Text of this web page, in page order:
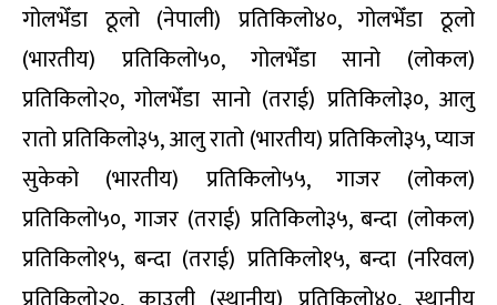
गोलभेँडा ठूलो (नेपाली) प्रतिकिलो४०, गोलभेँडा ठूलो
(भारतीय) प्रतिकिलो५०, गोलभेँडा सानो (लोकल)
प्रतिकिलो२०, गोलभेँडा सानो (तराई) प्रतिकिलो३०, आलु
रातो प्रतिकिलो३५, आलु रातो (भारतीय) प्रतिकिलो३५, प्याज
सुकेको (भारतीय) प्रतिकिलो५५, गाजर (लोकल)
प्रतिकिलो५०, गाजर (तराई) प्रतिकिलो३५, बन्दा (लोकल)
प्रतिकिलो१५, बन्दा (तराई) प्रतिकिलो१५, बन्दा (नरिवल)